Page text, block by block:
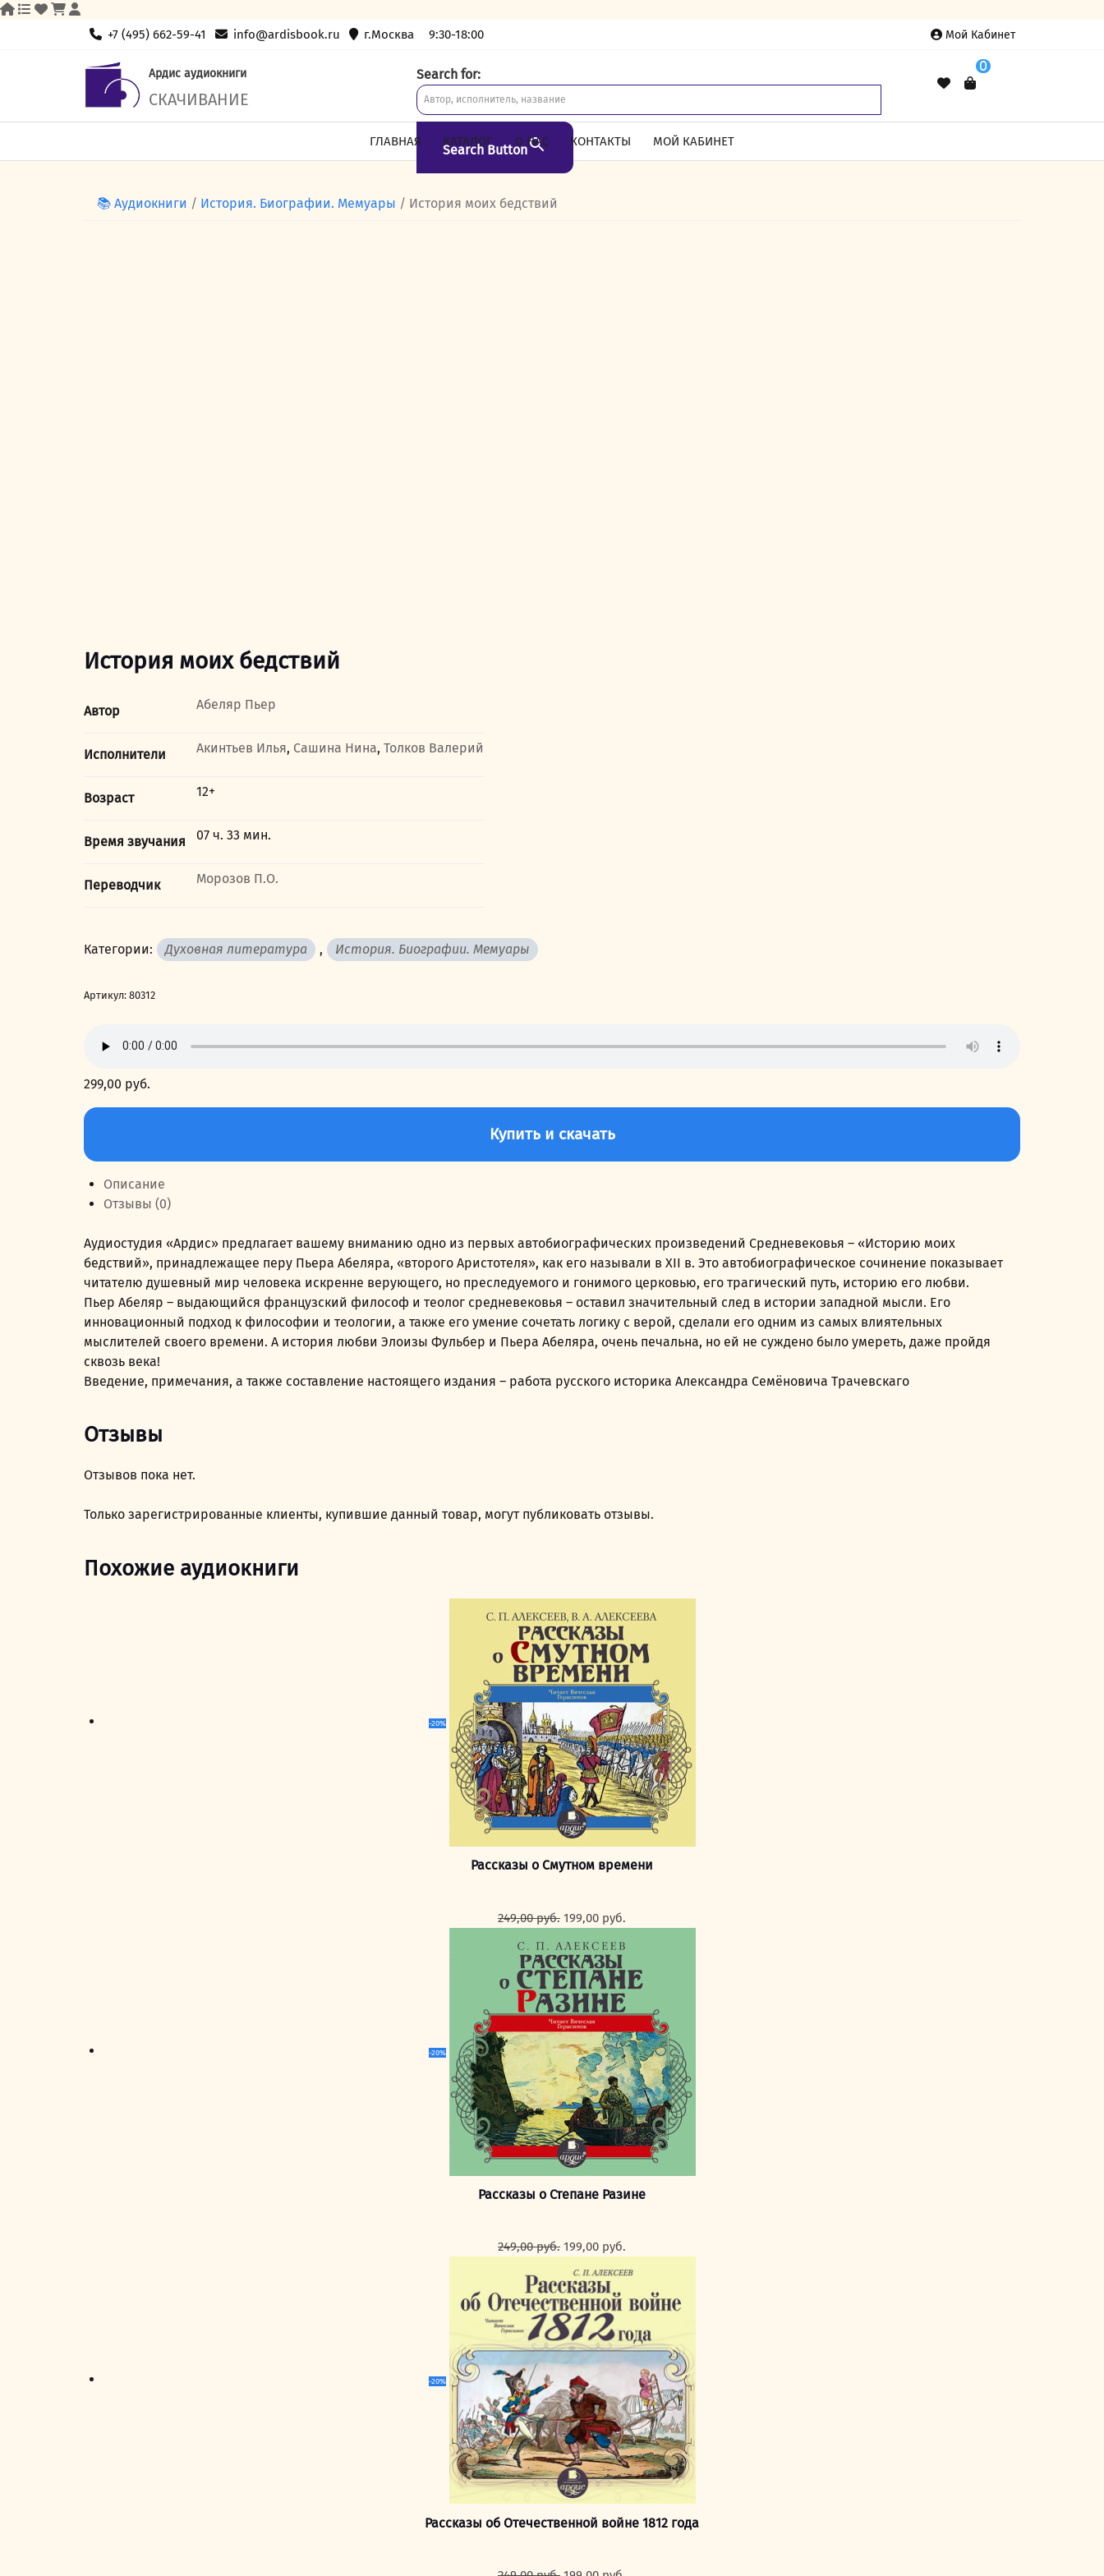
+7 (495) 662-59-41 info@ardisbook.ru г.Москва 9:30-18:00 Мой Кабинет
Ардис аудиокниги
СКАЧИВАНИЕ
Search for:
Search Button
0
ГЛАВНАЯ КАТАЛОГ О НАС КОНТАКТЫ МОЙ КАБИНЕТ
📚 Аудиокниги / История. Биографии. Мемуары / История моих бедствий
История моих бедствий
Автор Абеляр Пьер
Исполнители Акинтьев Илья, Сашина Нина,Толков Валерий
Возраст 12+
Время звучания 07 ч. 33 мин.
Переводчик Морозов П.О.
Категории: Духовная литература , История. Биографии. Мемуары
Артикул: 80312
299,00 руб.
Количество
История
Купить и скачать
Описание
Отзывы (0)
Аудиостудия «Ардис» предлагает вашему вниманию одно из первых автобиографических произведений Средневековья – «Историю моих
бедствий», принадлежащее перу Пьера Абеляра, «второго Аристотеля», как его называли в XII в. Это автобиографическое сочинение показывает
читателю душевный мир человека искренне верующего, но преследуемого и гонимого церковью, его трагический путь, историю его любви.
Пьер Абеляр – выдающийся французский философ и теолог средневековья – оставил значительный след в истории западной мысли. Его
инновационный подход к философии и теологии, а также его умение сочетать логику с верой, сделали его одним из самых влиятельных
мыслителей своего времени. А история любви Элоизы Фульбер и Пьера Абеляра, очень печальна, но ей не суждено было умереть, даже пройдя
сквозь века!
Введение, примечания, а также составление настоящего издания – работа русского историка Александра Семёновича Трачевскаго
Отзывы
Отзывов пока нет.
Только зарегистрированные клиенты, купившие данный товар, могут публиковать отзывы.
Похожие аудиокниги
-20%
Рассказы о Смутном времени
249,00руб. Первоначальная
составляла
249,00 руб..
199,00 руб.
199,00 руб..
-20%
Рассказы о Степане Разине
249,00руб. Первоначальная
составляла
249,00 руб..
199,00 руб.
-20%
Рассказы об Отечественной войне 1812 года